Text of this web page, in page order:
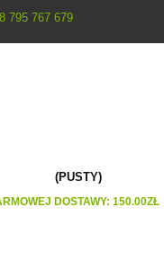
795 767 679
(PUSTY)
DOSTAWY: 150.00ZŁ